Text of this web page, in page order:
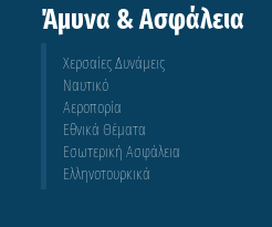
Άμυνα & Ασφάλεια
Χερσαίες Δυνάμεις
Ναυτικό
Αεροπορία
Εθνικά Θέματα
Εσωτερική Ασφάλεια
Ελληνοτουρκικά